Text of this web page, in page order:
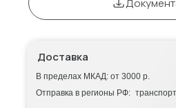
Доставка
В пределах МКАД: от 3000 р.
Отправка в регионы РФ: